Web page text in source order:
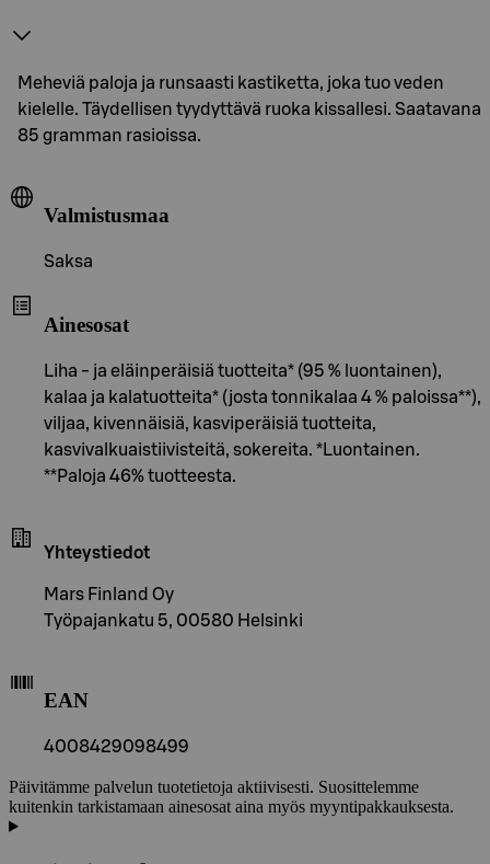
Meheviä paloja ja runsaasti kastiketta, joka tuo veden
kielelle. Täydellisen tyydyttävä ruoka kissallesi. Saatavana
85 gramman rasioissa.
Valmistusmaa
Saksa
Ainesosat
Liha - ja eläinperäisiä tuotteita* (95 % luontainen),
kalaa ja kalatuotteita* (josta tonnikalaa 4 % paloissa**),
viljaa, kivennäisiä, kasviperäisiä tuotteita,
kasvivalkuaistiivisteitä, sokereita. *Luontainen.
**Paloja 46% tuotteesta.
Yhteystiedot
Mars Finland Oy
Työpajankatu 5, 00580 Helsinki
EAN
4008429098499
Päivitämme palvelun tuotetietoja aktiivisesti. Suosittelemme
kuitenkin tarkistamaan ainesosat aina myös myyntipakkauksesta.